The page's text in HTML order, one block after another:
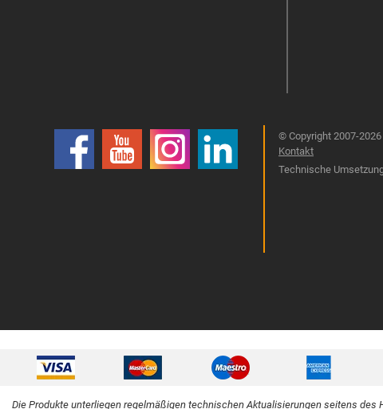
© Copyright 2007-
Kontakt
Technische
Die Produkte unterliegen regelmäßigen technischen Aktualisierungen seitens